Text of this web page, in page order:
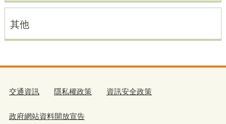
其他
交通資訊 隱私權政策 資訊安全政策
政府網站資料開放宣告